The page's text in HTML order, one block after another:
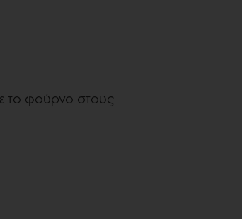
το φούρνο στους